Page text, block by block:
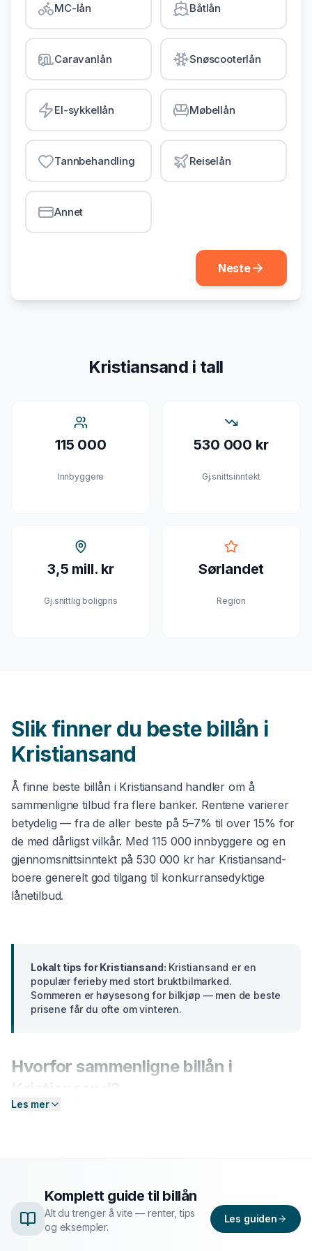
Gjeldsordning
Inkassohjelp
LÅN & KREDITT
Smålån
Lån uten sikkerhet
Kredittkort
Lån på dagen
MC-lån Båtlån
Caravanlån Snøscooterlån
El-sykkellån Møbellån
Tannbehandling Reiselån
Annet
Neste
Kristiansand i tall
115 000
Innbyggere
530 000 kr
Gj.snittsinntekt
3,5 mill. kr
Gj.snittlig boligpris
Sørlandet
Region
Slik finner du beste billån i
Kristiansand
Å finne beste billån i Kristiansand handler om å
sammenligne tilbud fra flere banker. Rentene varierer
betydelig — fra de aller beste på 5–7% til over 15% for
de med dårligst vilkår. Med 115 000 innbyggere og en
gjennomsnittsinntekt på530 000 krhar Kristiansand-
boere generelt god tilgang til konkurransedyktige
lånetilbud.
Lokalt tips forKristiansand: Kristiansand er en
populær ferieby med stort bruktbilmarked.
Sommeren er høysesong for bilkjøp — men de beste
prisene får du ofte om vinteren.
Hvorfor sammenligne billån i
Banker i
sammenligne aktuelle tilbud og finne det som passer
deg best.
Les mer
Komplett guide til billån
Alt du trenger å vite — renter, tips
og eksempler.
Les guiden